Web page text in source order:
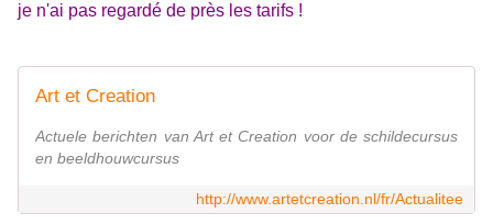
je n'ai pas regardé de près les tarifs !
Art et Creation
Actuele berichten van Art et Creation voor de schildecursus
en beeldhouwcursus
http://www.artetcreation.nl/fr/Actualitee